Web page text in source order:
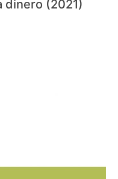
dinero (2021)